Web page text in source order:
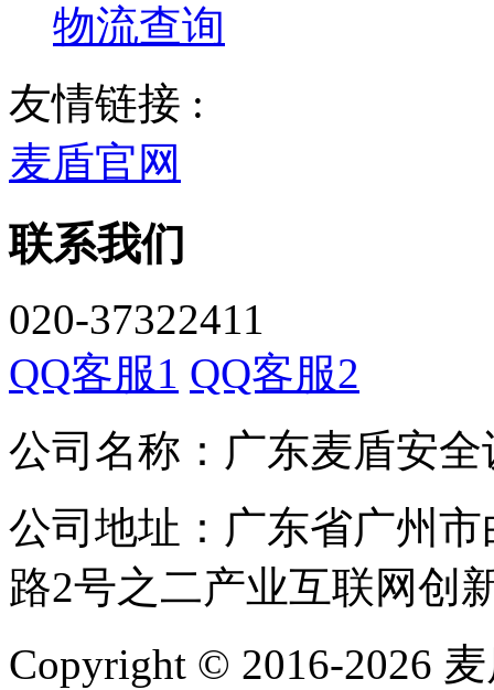
物流查询
友情链接 :
麦盾官网
联系我们
020-37322411
QQ客服1 QQ客服2
公司名称：广东麦盾安
公司地址：广东省广州
路2号之二产业互联网创
Copyright © 2016-2026